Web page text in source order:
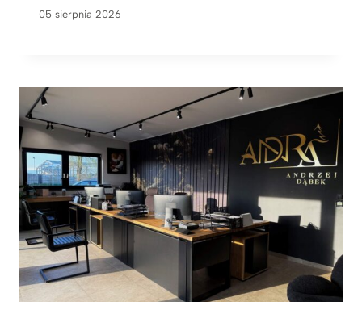
05 sierpnia 2026